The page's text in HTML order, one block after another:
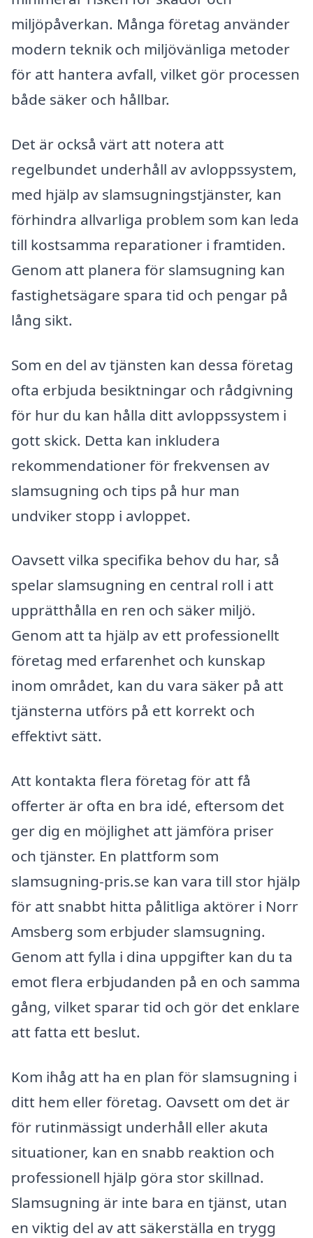
miljöpåverkan. Många företag använder
modern teknik och miljövänliga metoder
för att hantera avfall, vilket gör processen
både säker och hållbar.
Det är också värt att notera att
regelbundet underhåll av avloppssystem,
med hjälp av slamsugningstjänster, kan
förhindra allvarliga problem som kan leda
till kostsamma reparationer i framtiden.
Genom att planera för slamsugning kan
fastighetsägare spara tid och pengar på
lång sikt.
Som en del av tjänsten kan dessa företag
ofta erbjuda besiktningar och rådgivning
för hur du kan hålla ditt avloppssystem i
gott skick. Detta kan inkludera
rekommendationer för frekvensen av
slamsugning och tips på hur man
undviker stopp i avloppet.
Oavsett vilka specifika behov du har, så
spelar slamsugning en central roll i att
upprätthålla en ren och säker miljö.
Genom att ta hjälp av ett professionellt
företag med erfarenhet och kunskap
inom området, kan du vara säker på att
tjänsterna utförs på ett korrekt och
effektivt sätt.
Att kontakta flera företag för att få
offerter är ofta en bra idé, eftersom det
ger dig en möjlighet att jämföra priser
och tjänster. En plattform som
slamsugning-pris.se kan vara till stor hjälp
för att snabbt hitta pålitliga aktörer i Norr
Amsberg som erbjuder slamsugning.
Genom att fylla i dina uppgifter kan du ta
emot flera erbjudanden på en och samma
gång, vilket sparar tid och gör det enklare
att fatta ett beslut.
Kom ihåg att ha en plan för slamsugning i
ditt hem eller företag. Oavsett om det är
för rutinmässigt underhåll eller akuta
situationer, kan en snabb reaktion och
professionell hjälp göra stor skillnad.
Slamsugning är inte bara en tjänst, utan
en viktig del av att säkerställa en trygg